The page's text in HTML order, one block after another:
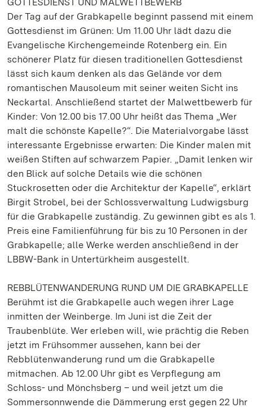
Der Tag auf der Grabkapelle beginnt passend mit einem
Gottesdienst im Grünen: Um 11.00 Uhr lädt dazu die
Evangelische Kirchengemeinde Rotenberg ein. Ein
schönerer Platz für diesen traditionellen Gottesdienst
lässt sich kaum denken als das Gelände vor dem
romantischen Mausoleum mit seiner weiten Sicht ins
Neckartal. Anschließend startet der Malwettbewerb für
Kinder: Von 12.00 bis 17.00 Uhr heißt das Thema „Wer
malt die schönste Kapelle?“. Die Materialvorgabe lässt
interessante Ergebnisse erwarten: Die Kinder malen mit
weißen Stiften auf schwarzem Papier. „Damit lenken wir
den Blick auf solche Details wie die schönen
Stuckrosetten oder die Architektur der Kapelle“, erklärt
Birgit Strobel, bei der Schlossverwaltung Ludwigsburg
für die Grabkapelle zuständig. Zu gewinnen gibt es als 1.
Preis eine Familienführung für bis zu 10 Personen in der
Grabkapelle; alle Werke werden anschließend in der
LBBW-Bank in Untertürkheim ausgestellt.
REBBLÜTENWANDERUNG RUND UM DIE GRABKAPELLE
Berühmt ist die Grabkapelle auch wegen ihrer Lage
inmitten der Weinberge. Im Juni ist die Zeit der
Traubenblüte. Wer erleben will, wie prächtig die Reben
jetzt im Frühsommer aussehen, kann bei der
Rebblütenwanderung rund um die Grabkapelle
mitmachen. Ab 12.00 Uhr gibt es Verpflegung am
Schloss- und Mönchsberg – und weil jetzt um die
Sommersonnwende die Dämmerung erst gegen 22 Uhr